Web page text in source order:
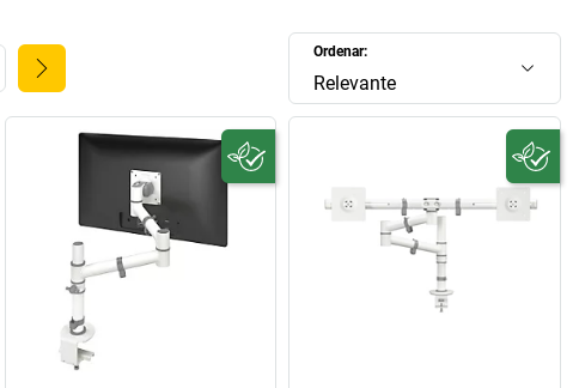
de trabalho de escritórios, suportes de monitor Desk
e apoios para documentos para mais ergonomia no escritório.
Desta forma, o trabalho fica mais divertido!
Ordenar:
Relevante